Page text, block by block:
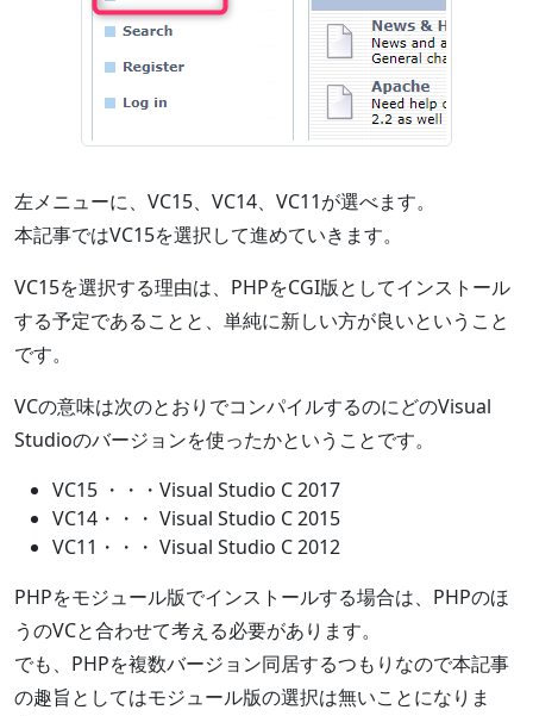
左メニューに、VC15、VC14、VC11が選べます。
本記事ではVC15を選択して進めていきます。
VC15を選択する理由は、PHPをCGI版としてインストール
する予定であることと、単純に新しい方が良いということ
です。
VCの意味は次のとおりでコンパイルするのにどのVisual
Studioのバージョンを使ったかということです。
VC15 ・・・Visual Studio C 2017
VC14・・・ Visual Studio C 2015
VC11・・・ Visual Studio C 2012
PHPをモジュール版でインストールする場合は、PHPのほ
うのVCと合わせて考える必要があります。
でも、PHPを複数バージョン同居するつもりなので本記事
の趣旨としてはモジュール版の選択は無いことになりま